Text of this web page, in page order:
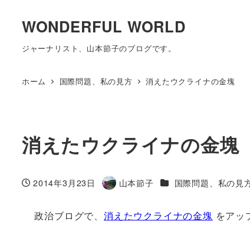
WONDERFUL WORLD
ジャーナリスト、山本節子のブログです。
ホーム 国際問題、私の見方 消えたウクライナの金塊
消えたウクライナの金塊
投稿日
2014年3月23日
著
山本節子 カテゴリー
国際問題、私の見
政治ブログで、 消えたウクライナの金塊 をアッ